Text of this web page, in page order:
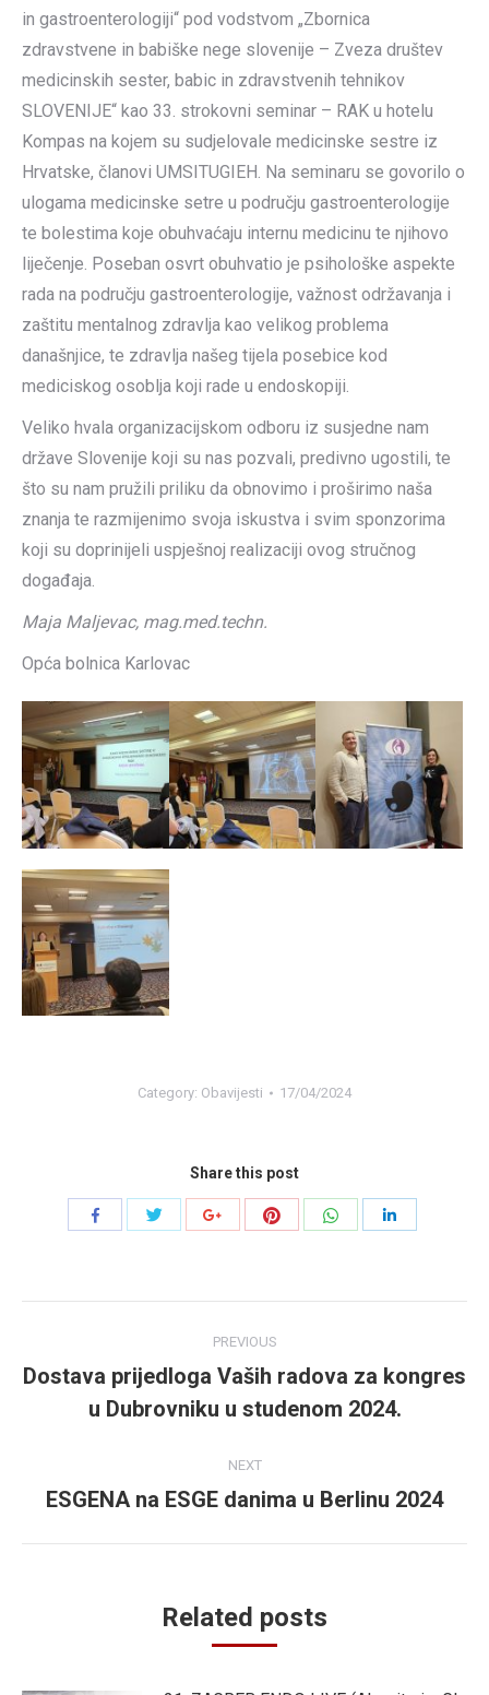
in gastroenterologiji“ pod vodstvom „Zbornica
zdravstvene in babiške nege slovenije – Zveza društev
medicinskih sester, babic in zdravstvenih tehnikov
SLOVENIJE“ kao 33. strokovni seminar – RAK u hotelu
Kompas na kojem su sudjelovale medicinske sestre iz
Hrvatske, članovi UMSITUGIEH. Na seminaru se govorilo o
ulogama medicinske setre u području gastroenterologije
te bolestima koje obuhvaćaju internu medicinu te njihovo
liječenje. Poseban osvrt obuhvatio je psihološke aspekte
rada na području gastroenterologije, važnost održavanja i
zaštitu mentalnog zdravlja kao velikog problema
današnjice, te zdravlja našeg tijela posebice kod
mediciskog osoblja koji rade u endoskopiji.
Veliko hvala organizacijskom odboru iz susjedne nam
države Slovenije koji su nas pozvali, predivno ugostili, te
što su nam pružili priliku da obnovimo i proširimo naša
znanja te razmijenimo svoja iskustva i svim sponzorima
koji su doprinijeli uspješnoj realizaciji ovog stručnog
događaja.
Maja Maljevac, mag.med.techn.
Opća bolnica Karlovac
Category: Obavijesti 17/04/2024
Share this post
Share
Share
Share
Share
Share
navigation
PREVIOUS
Previous
post:
Dostava prijedloga Vaših radova za kongres
u Dubrovniku u studenom 2024.
NEXT
Next
ESGENA na ESGE danima u Berlinu 2024
Related posts